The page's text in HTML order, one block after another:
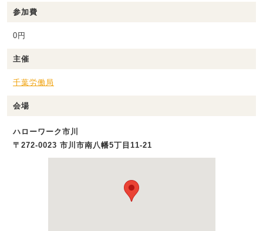
参加費
0円
主催
千葉労働局
会場
ハローワーク市川
〒272-0023 市川市南八幡5丁目11-21